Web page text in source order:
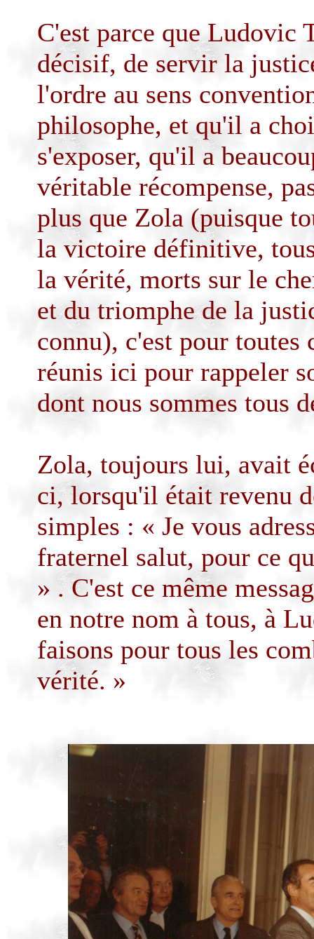
C'est parce que Ludovic
décisif, de servir la
l'ordre au sens
philosophe, et qu'il a
s'exposer, qu'il a
véritable récompense,
plus que Zola (puisque
la victoire définitive,
la vérité, morts sur le
et du triomphe de la
connu), c'est pour toutes
réunis ici pour rappeler
dont nous sommes tous
Zola, toujours lui, avait
ci, lorsqu'il était revenu
simples : « Je vous
fraternel salut, pour ce
» .C'est ce même
en notre nom à tous, à
faisons pour tous les
vérité. »